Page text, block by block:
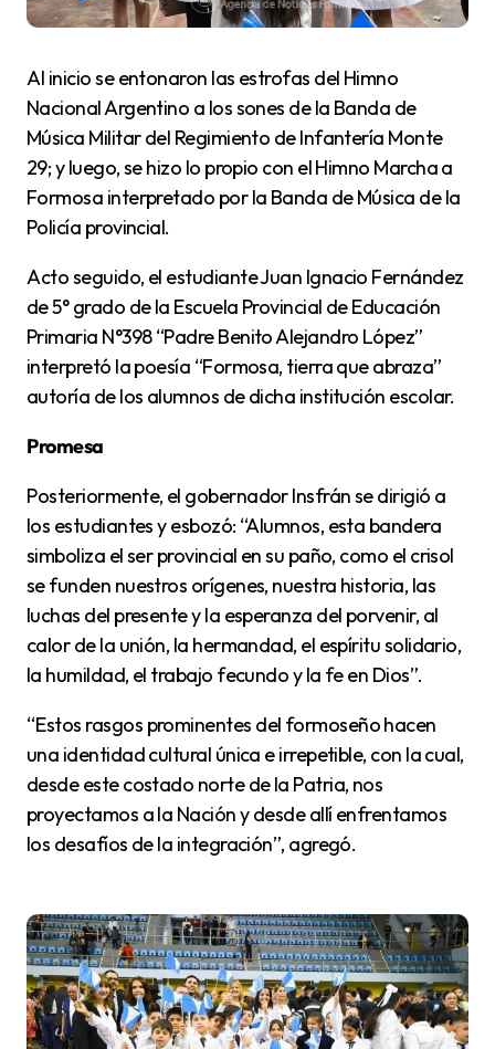
Al inicio se entonaron las estrofas del Himno
Nacional Argentino a los sones de la Banda de
Música Militar del Regimiento de Infantería Monte
29; y luego, se hizo lo propio con el Himno Marcha a
Formosa interpretado por la Banda de Música de la
Policía provincial.
Acto seguido, el estudiante Juan Ignacio Fernández
de 5° grado de la Escuela Provincial de Educación
Primaria N°398 “Padre Benito Alejandro López”
interpretó la poesía “Formosa, tierra que abraza”
autoría de los alumnos de dicha institución escolar.
Promesa
Posteriormente, el gobernador Insfrán se dirigió a
los estudiantes y esbozó: “Alumnos, esta bandera
simboliza el ser provincial en su paño, como el crisol
se funden nuestros orígenes, nuestra historia, las
luchas del presente y la esperanza del porvenir, al
calor de la unión, la hermandad, el espíritu solidario,
la humildad, el trabajo fecundo y la fe en Dios”.
“Estos rasgos prominentes del formoseño hacen
una identidad cultural única e irrepetible, con la cual,
desde este costado norte de la Patria, nos
proyectamos a la Nación y desde allí enfrentamos
los desafíos de la integración”, agregó.